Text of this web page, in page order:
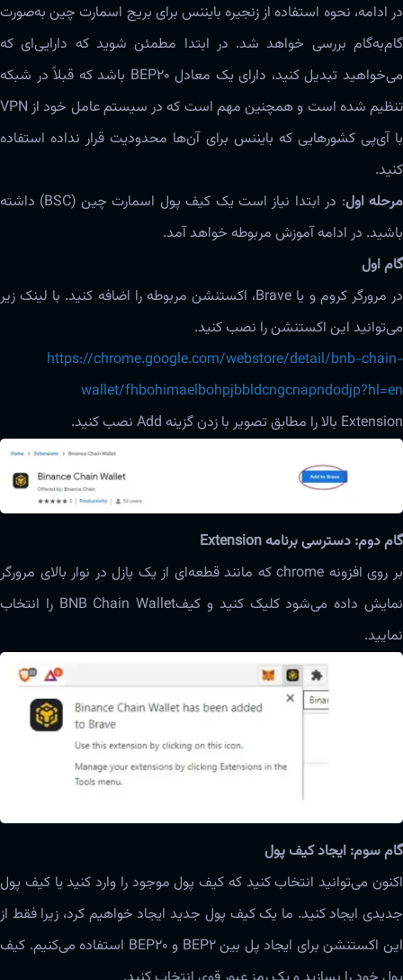
در ادامه، نحوه استفاده از زنجیره بایننس برای بریج اسمارت چین به‌صورت
گام‌به‌گام بررسی خواهد شد. در ابتدا مطمئن شوید که دارایی‌ای که
می‌خواهید تبدیل کنید، دارای یک معادل BEP20 باشد که قبلاً در شبکه
تنظیم شده است و همچنین مهم است که در سیستم عامل خود از VPN
با آی‌پی کشورهایی که بایننس برای آن‌ها محدودیت قرار نداده استفاده
کنید.
مرحله اول
: در ابتدا نیاز است یک کیف پول اسمارت چین (BSC) داشته
باشید. در ادامه آموزش مربوطه خواهد آمد.
گام اول
در مرورگر کروم و یا Brave، اکستنشن مربوطه را اضافه کنید. با لینک زیر
می‌توانید این اکستنشن را نصب کنید.
https://chrome.google.com/webstore/detail/bnb-chain-
wallet/fhbohimaelbohpjbbldcngcnapndodjp?hl=en
Extension بالا را مطابق تصویر با زدن گزینه Add نصب کنید.
گام دوم: دسترسی برنامه Extension
بر روی افزونه chrome که مانند قطعه‌ای از یک پازل در نوار بالای مرورگر
نمایش داده می‌شود کلیک کنید و کیفBNB Chain Wallet را انتخاب
نمایید.
گام سوم: ایجاد کیف پول
اکنون می‌توانید انتخاب کنید که کیف پول موجود را وارد کنید یا کیف پول
جدیدی ایجاد کنید. ما یک کیف پول جدید ایجاد خواهیم کرد، زیرا فقط از
این اکستنشن برای ایجاد پل بین BEP2 و BEP20 استفاده می‌کنیم. کیف